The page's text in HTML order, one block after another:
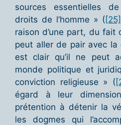
sources essentielles
droits de l’homme » ([25]
raison d’une part, du fait
peut aller de pair avec la
est clair qu’il ne peut
monde politique et
conviction religieuse » (
égard à leur
prétention à détenir la
les dogmes qui